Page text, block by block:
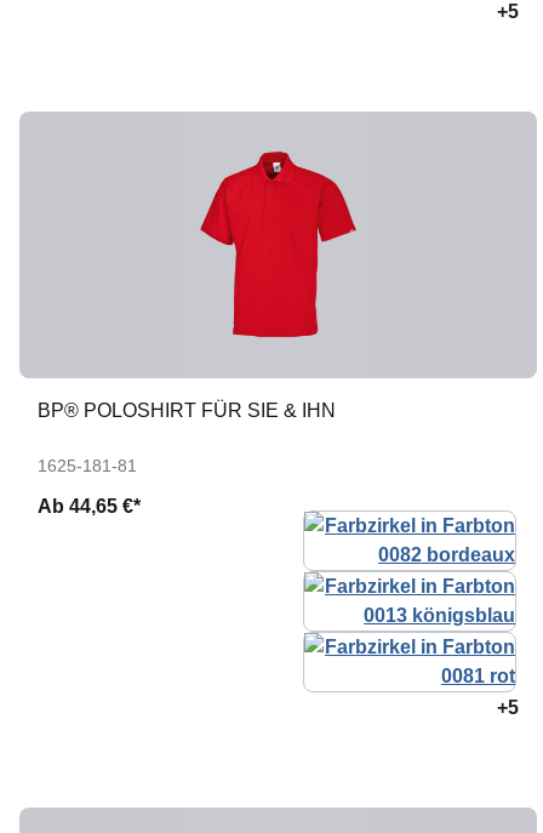
+5
BP® POLOSHIRT FÜR SIE & IHN
1625-181-81
Ab 44,65 €*
+5